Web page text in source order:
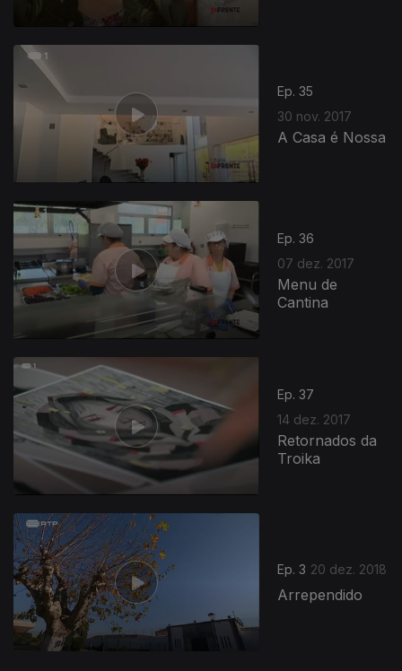
Ep. 35
30 nov. 2017
A Casa é Nossa
Ep. 36
07 dez. 2017
Menu de
Cantina
Ep. 37
14 dez. 2017
Retornados da
Troika
Ep. 3 20 dez. 2018
Arrependido
380622